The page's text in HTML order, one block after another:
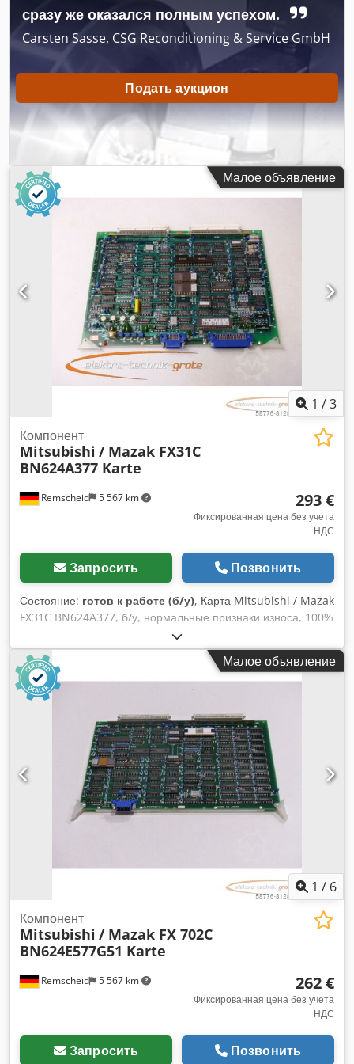
сразу же оказался полным успехом.
Carsten Sasse, CSG Reconditioning & Service GmbH
Подать аукцион
Малое объявление
1 /3
Remscheid 5 567 km
Компонент
Mitsubishi / Mazak FX31C
BN624A377 Karte
293 €
Фиксированная цена без учета
НДС
Запросить Позвонить
Состояние: готов к работе (б/у), Карта Mitsubishi / Mazak
FX31C BN624A377, б/у, нормальные признаки износа, 100%
работоспособность Dedpfxoi Eb H Uj Acljkr
Малое объявление
1 / 6
Remscheid 5 567 km
Компонент
Mitsubishi / Mazak FX 702C
BN624E577G51 Karte
262 €
Фиксированная цена без учета
НДС
Запросить Позвонить